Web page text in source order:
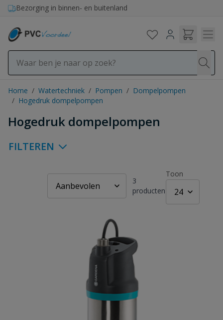
Ga naar de inhoud
Bezorging in binnen- en buitenland
Home / Watertechniek / Pompen / Dompelpompen
/ Hogedruk dompelpompen
Hogedruk dompelpompen
FILTEREN
3
producten
Toon